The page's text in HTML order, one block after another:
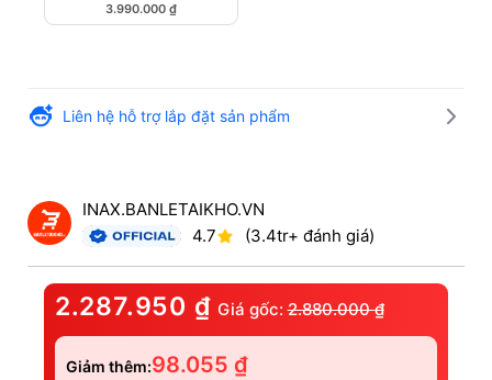
3.990.000 ₫
Liên hệ hỗ trợ lắp đặt sản phẩm
INAX.BANLETAIKHO.VN
4.7
(3.4tr+ đánh giá)
2.287.950 ₫ Giá gốc: 2.880.000₫
Giảm thêm:98.055 ₫